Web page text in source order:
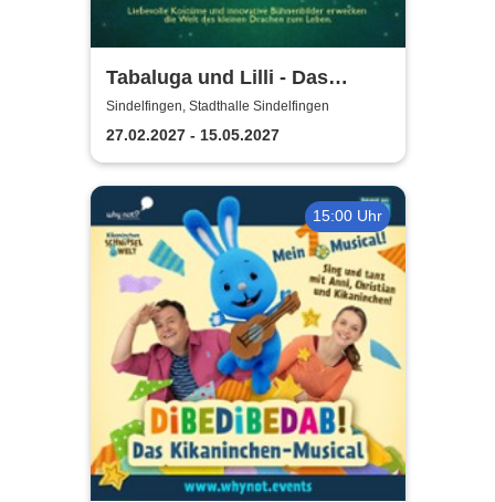
Tabaluga und Lilli - Das
drachenstarke Musical für die
ganze Familie
Sindelfingen, Stadthalle Sindelfingen
27.02.2027 - 15.05.2027
15:00 Uhr